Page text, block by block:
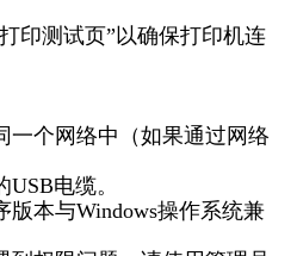
印测试页”以确保打印机连
一个网络中（如果通过网络
电缆。
本与Windows操作系统兼